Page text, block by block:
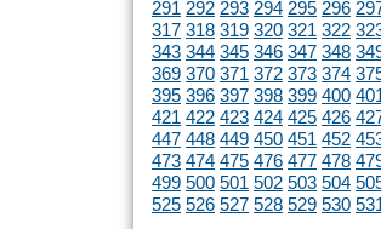
291 292 293 294 295 296
317 318 319 320 321 322
343 344 345 346 347 348
369 370 371 372 373 374
395 396 397 398 399 400
421 422 423 424 425 426
447 448 449 450 451 452
473 474 475 476 477 478
499 500 501 502 503 504
525 526 527 528 529 530